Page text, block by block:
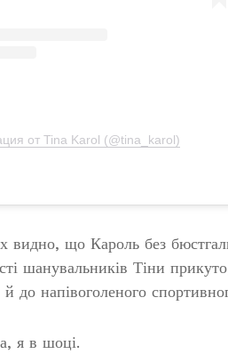
от Tina Karol (@tina_karol)
видно, що Кароль без
шанувальників Тіни
до напівоголеного
я в шоці.